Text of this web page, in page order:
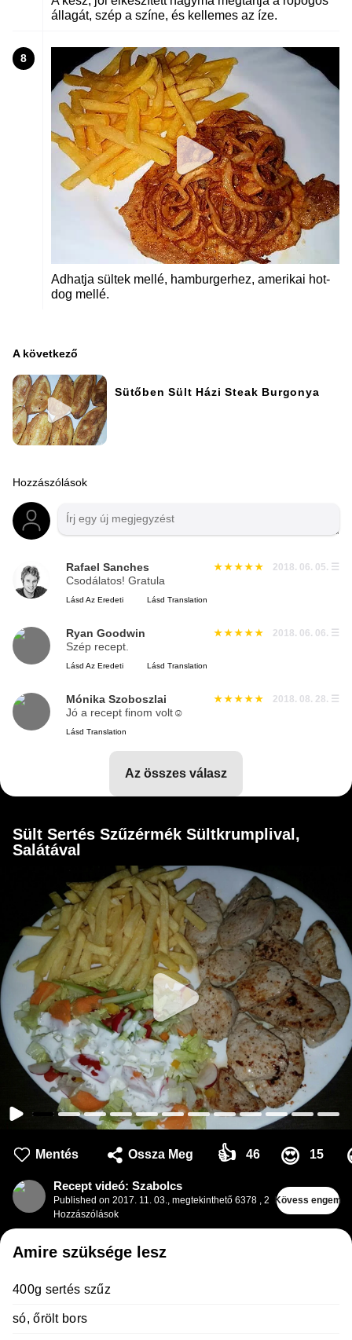
állagát, szép a színe, és kellemes az íze.
8
Adhatja sültek mellé, hamburgerhez, amerikai hot-
dog mellé.
A következő
Sütőben Sült Házi Steak Burgonya
Hozzászólások
Rafael Sanches 2018. 06. 05. ☰
Csodálatos! Gratula
Lásd Az Eredeti Lásd Translation
Ryan Goodwin 2018. 06. 06. ☰
Szép recept.
Lásd Az Eredeti Lásd Translation
Mónika Szoboszlai 2018. 08. 28. ☰
Jó a recept finom volt☺
Lásd Translation
az összes válasz
Sült Sertés Szűzérmék Sültkrumplival,
Salátával
Mentés Ossza Meg 👍 46 😍 15
Recept videó: Szabolcs
Published on 2017. 11. 03., megtekinthető 6378 , 2
Hozzászólások
Kövess engem
Amire szüksége lesz
400g sertés szűz
só, őrölt bors